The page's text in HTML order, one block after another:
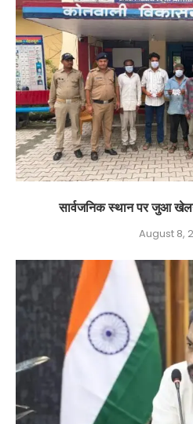
सार्वजनिक स्थान पर जुआ
August 8,